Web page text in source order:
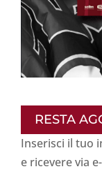
RESTA
Inserisci il tuo
e ricevere via